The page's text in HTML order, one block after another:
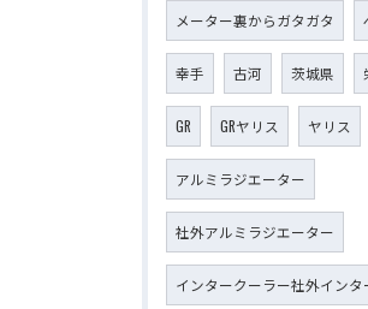
メーター裏からガタガタ
幸手 古河 茨城県
GR GRヤリス ヤリス
アルミラジエーター
社外アルミラジエーター
インタークーラー社外インタ